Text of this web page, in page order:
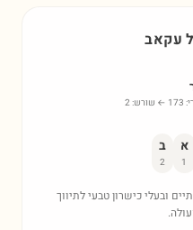
עקאב
173 ← שורש:2
א
1
ב
2
ובעלי כישרון טבעי לתיווך